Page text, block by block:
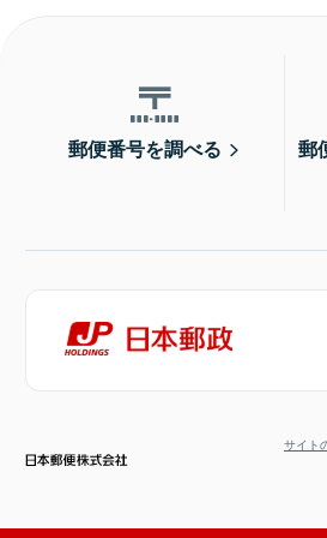
郵便番号を調べる
郵
サイト